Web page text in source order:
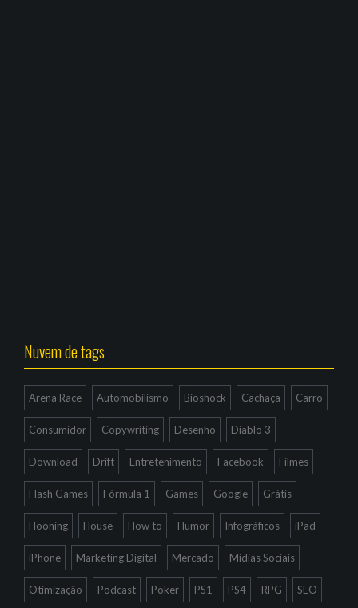
Nuvem de tags
Arena Race Automobilismo Bioshock Cachaça Carro
Consumidor Copywriting Desenho Diablo 3
Download Drift Entretenimento Facebook Filmes
Flash Games Fórmula 1 Games Google Grátis
Hooning House How to Humor Infográficos iPad
iPhone Marketing Digital Mercado Mídias Sociais
Otimização Podcast Poker PS1 PS4 RPG SEO